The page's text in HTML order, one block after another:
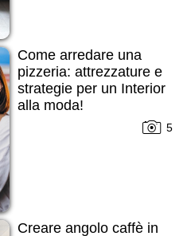
Come arredare una
pizzeria: attrezzature e
strategie per un Interior
alla moda!
5
Creare angolo caffè in